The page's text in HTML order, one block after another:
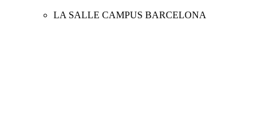
LA SALLE CAMPUS BARCELONA